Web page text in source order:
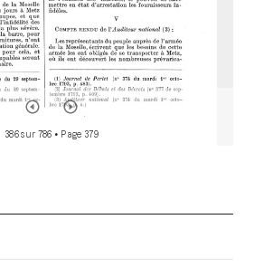
386 sur 786 • Page 379